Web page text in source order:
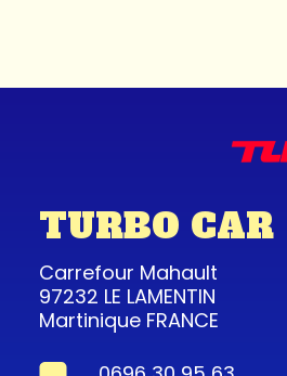
TURBO CAR
Carrefour Mahault
97232 LE LAMENTIN
Martinique FRANCE